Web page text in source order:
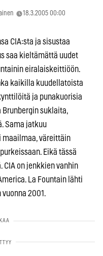
18.3.2005 00:00
CIA:sta ja sisustaa
saa kieltämättä uudet
eiralaiskeittiöön.
kaikilla kuudellatoista
ja punakuorisia
suklaita,
Sama jatkuu
maailmaa, väreittäin
Eikä tässä
CIA on jenkkien vanhin
La Fountain lähti
2001.